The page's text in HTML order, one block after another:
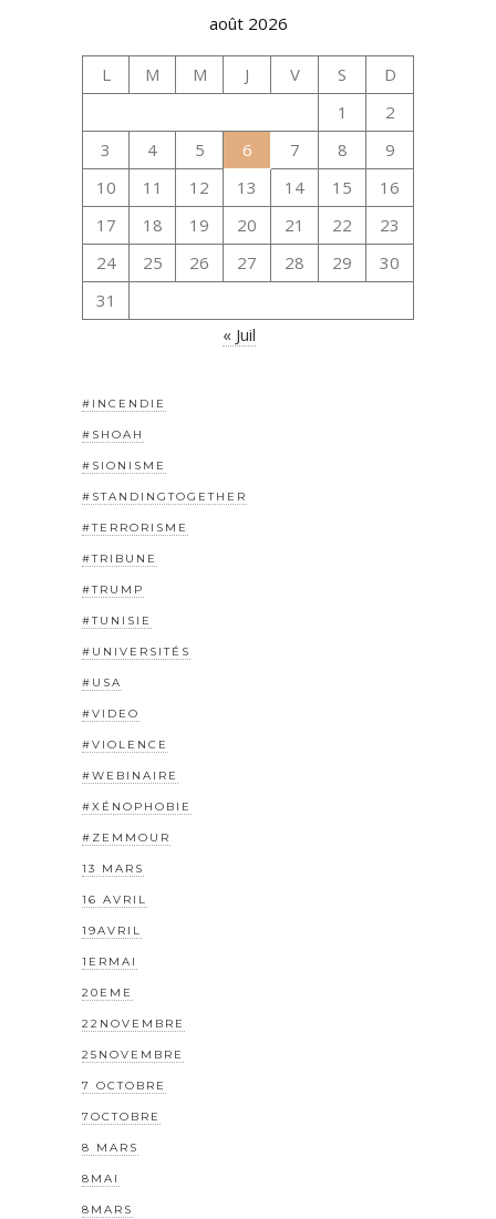
août 2026
L M M J V S
D
1
2
3
4 5 6 7 8
9
10
11 12 13 14 15
16
17
18 19 20 21 22
23
24
25 26 27 28 29
30
31
« Juil
#INCENDIE
#SHOAH
#SIONISME
#STANDINGTOGETHER
#TERRORISME
#TRIBUNE
#TRUMP
#TUNISIE
#UNIVERSITÉS
#USA
#VIDEO
#VIOLENCE
#WEBINAIRE
#XÉNOPHOBIE
#ZEMMOUR
13 MARS
16 AVRIL
19AVRIL
1ERMAI
20EME
22NOVEMBRE
25NOVEMBRE
7 OCTOBRE
7OCTOBRE
8 MARS
8MAI
8MARS